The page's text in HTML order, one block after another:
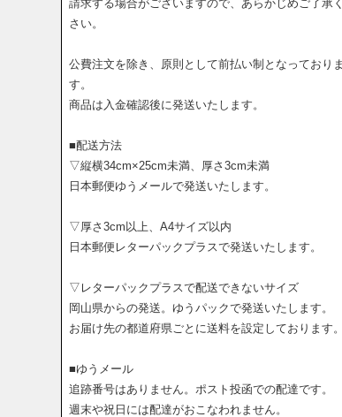
請求する場合がございますので、あらかじめご了承
さい。
公費注文を除き、原則として前払い制となっておりま
す。
商品は入金確認後に発送いたします。
■配送方法
▽縦横34cm×25cm未満、厚さ3cm未満
日本郵便ゆうメールで発送いたします。
▽厚さ3cm以上、A4サイズ以内
日本郵便レターパックプラスで発送いたします。
▽レターパックプラスで配送できないサイズ
岡山県からの発送。ゆうパックで発送いたします。
お届け先の都道府県ごとに送料を設定しております。
■ゆうメール
追跡番号はありません。ポスト投函での配達です。
週末や祝日には配達がおこなわれません。